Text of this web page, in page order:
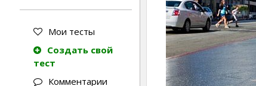
Мои тесты
Создать свой
тест
Комментарии